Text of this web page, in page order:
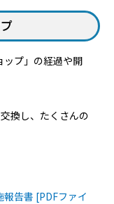
プ」の経過や開
換し、たくさんの
告書 [PDFファイ